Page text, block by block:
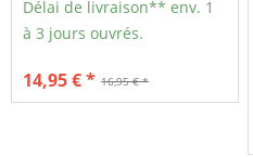
Délai de livraison** env. 1
à 3 jours ouvrés.
16,95 € *
14,95 € *